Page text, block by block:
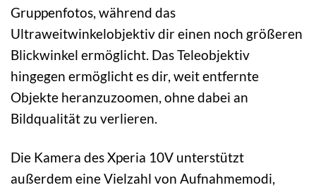
Gruppenfotos, während das
Ultraweitwinkelobjektiv dir einen noch größeren
Blickwinkel ermöglicht. Das Teleobjektiv
hingegen ermöglicht es dir, weit entfernte
Objekte heranzuzoomen, ohne dabei an
Bildqualität zu verlieren.
Die Kamera des Xperia 10V unterstützt
außerdem eine Vielzahl von Aufnahmemodi,